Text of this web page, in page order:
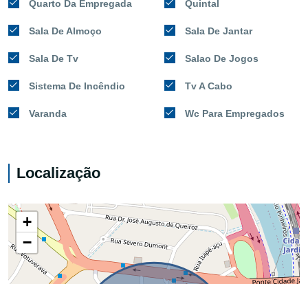
Quarto Da Empregada Quintal
Sala De Almoço Sala De Jantar
Sala De Tv Salao De Jogos
Sistema De Incêndio Tv A Cabo
Varanda Wc Para Empregados
Localização
+
−